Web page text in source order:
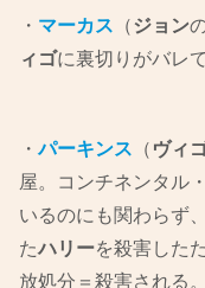
・ マーカス （ジョン
ィゴに裏切りがバレ
・パーキンス （ ヴィ
屋。コンチネンタル
いるのにも関わらず
たハリーを殺害した
放処分＝殺害される。